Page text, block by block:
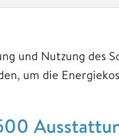
und Nutzung des
um die